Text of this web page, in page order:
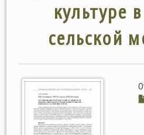
культуре
сельской